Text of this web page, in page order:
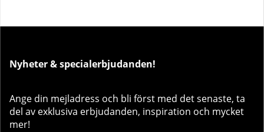
Nyheter & specialerbjudanden!
Ange din mejladress och bli först med det senaste, ta
del av exklusiva erbjudanden, inspiration och mycket
mer!